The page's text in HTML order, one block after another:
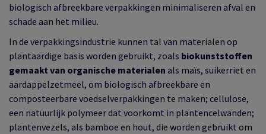
biologisch afbreekbare verpakkingen minimaliseren afval en
schade aan het milieu.
In de verpakkingsindustrie kunnen tal van materialen op
plantaardige basis worden gebruikt, zoals biokunststoffen
gemaakt van organische materialen als maïs, suikerriet en
aardappelzetmeel, om biologisch afbreekbare en
composteerbare voedselverpakkingen te maken; cellulose,
een natuurlijk polymeer dat voorkomt in plantencelwanden;
plantenvezels, als bamboe en hout, die worden gebruikt om